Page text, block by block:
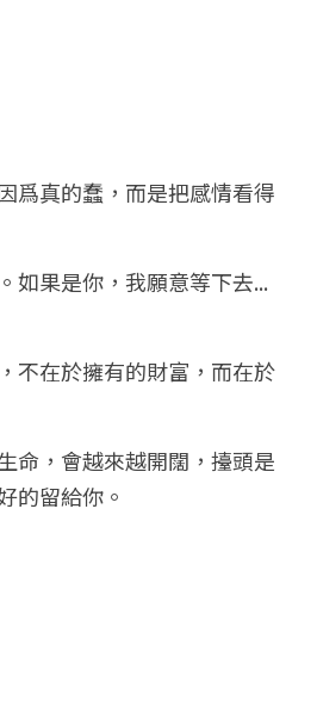
爲真的蠢，而是把感情看得
如果是你，我願意等下去...
不在於擁有的財富，而在於
命，會越來越開闊，擡頭是
的留給你。